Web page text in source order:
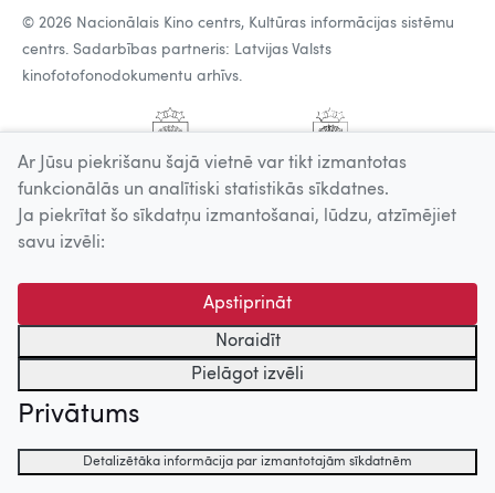
© 2026 Nacionālais Kino centrs, Kultūras informācijas sistēmu
centrs. Sadarbības partneris: Latvijas Valsts
kinofotofonodokumentu arhīvs.
Ar Jūsu piekrišanu šajā vietnē var tikt izmantotas
funkcionālās un analītiski statistikās sīkdatnes.
Ja piekrītat šo sīkdatņu izmantošanai, lūdzu, atzīmējiet
savu izvēli:
Apstiprināt
Noraidīt
Pielāgot izvēli
Privātums
Detalizētāka informācija par izmantotajām sīkdatnēm